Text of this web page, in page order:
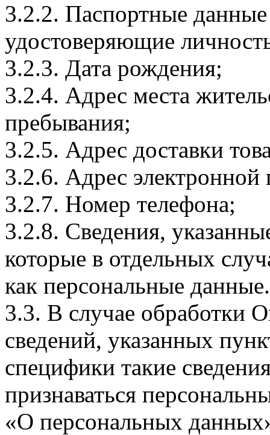
3.2.2. Паспортные
удостоверяющие
3.2.3. Дата рождения;
3.2.4. Адрес места
пребывания;
3.2.5. Адрес доставки
3.2.6. Адрес электронной
3.2.7. Номер телефона;
3.2.8. Сведения,
которые в отдельных
как персональные данные.
3.3. В случае обработки
сведений, указанных
специфики такие
признаваться
«О персональных